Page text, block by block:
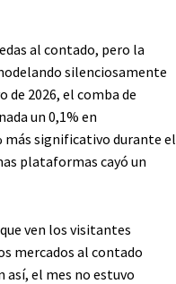
al contado, pero la
silenciosamente
de 2026, el comba de
un 0,1% en
más significativo durante el
plataformas cayó un
ven los visitantes
mercados al contado
así, el mes no estuvo